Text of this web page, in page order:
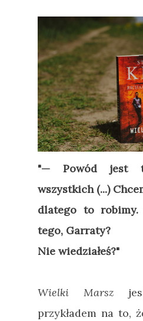
"— Powód jest
wszystkich (...)
dlatego to robimy.
tego, Garraty?
Nie wiedziałeś?"
Wielki Marszjest
przykładem na to,